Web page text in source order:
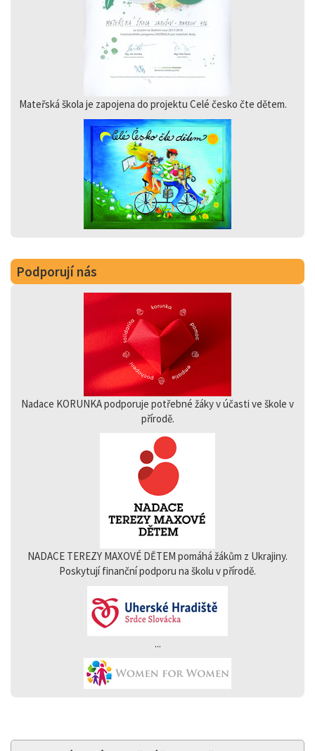
Mateřská škola je zapojena do projektu Celé česko čte dětem.
Podporují nás
Nadace KORUNKA podporuje potřebné žáky v účasti ve škole v
přírodě.
NADACE TEREZY MAXOVÉ DĚTEM pomáhá žákům z Ukrajiny.
Poskytují finanční podporu na školu v přírodě.
...